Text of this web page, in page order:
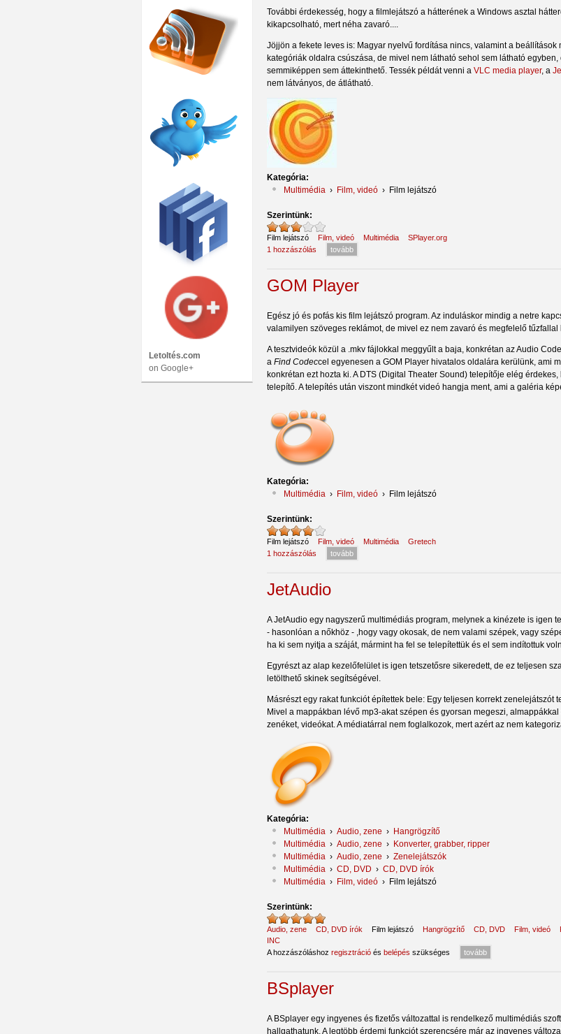
Letoltés.com
on Google+
További érdekesség, hogy a filmlejátszó a hátterének a Windows asztal
kikapcsolható, mert néha zavaró....
Jöjjön a fekete leves is: Magyar nyelvű fordítása nincs, valamint a
kategóriák oldalra csúszása, de mivel nem látható sehol sem látható
semmiképpen sem áttekinthető. Tessék példát venni a VLC media player, a
nem látványos, de átlátható.
Kategória:
Multimédia › Film, videó › Film lejátszó
Szerintünk:
Film lejátszó Film, videó Multimédia
SPlayer.org
1 hozzászólás
tovább
GOM Player
Egész jó és pofás kis film lejátszó program. Az induláskor mindig a netre
valamilyen szöveges reklámot, de mivel ez nem zavaró és megfelelő
A tesztvideók közül a .mkv fájlokkal meggyűlt a baja, konkrétan az Audio
a Find Codeccel egyenesen a GOM Player hivatalos oldalára kerülünk, ami
konkrétan ezt hozta ki. A DTS (Digital Theater Sound) telepítője elég
telepítő. A telepítés után viszont mindkét videó hangja ment, ami a galéria
Kategória:
Multimédia › Film, videó › Film lejátszó
Szerintünk:
Film lejátszó Film, videó Multimédia
Gretech
1 hozzászólás
tovább
JetAudio
A JetAudio egy nagyszerű multimédiás program, melynek a kinézete is igen
- hasonlóan a nőkhöz - ,hogy vagy okosak, de nem valami szépek, vagy
ha ki sem nyitja a száját, mármint ha fel se telepítettük és el sem indítottuk
Egyrészt az alap kezelőfelület is igen tetszetősre sikeredett, de ez teljesen
letölthető skinek segítségével.
Másrészt egy rakat funkciót építettek bele: Egy teljesen korrekt zenelejátszót
Mivel a mappákban lévő mp3-akat szépen és gyorsan megeszi,
zenéket, videókat. A médiatárral nem foglalkozok, mert azért az nem
Kategória:
Multimédia › Audio, zene › Hangrögzítő
Multimédia › Audio, zene › Konverter, grabber, ripper
Multimédia › Audio, zene › Zenelejátszók
Multimédia › CD, DVD › CD, DVD írók
Multimédia › Film, videó › Film lejátszó
Szerintünk:
Audio, zene CD, DVD írók Film lejátszó Hangrögzítő CD, DVD Film, videó
INC
A hozzászóláshoz regisztráció és belépés szükséges tovább
BSplayer
A BSplayer egy ingyenes és fizetős változattal is rendelkező multimédiás
hallgathatunk. A legtöbb érdemi funkciót szerencsére már az ingyenes